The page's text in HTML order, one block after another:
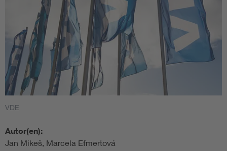
VDE
Autor(en):
Jan Mikeš, Marcela Efmertová